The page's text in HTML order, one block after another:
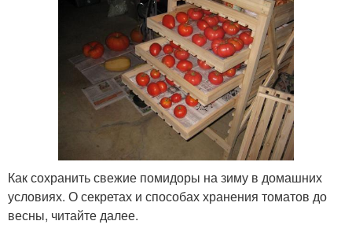
Как сохранить свежие помидоры на зиму в домашних
условиях. О секретах и способах хранения томатов до
весны, читайте далее.